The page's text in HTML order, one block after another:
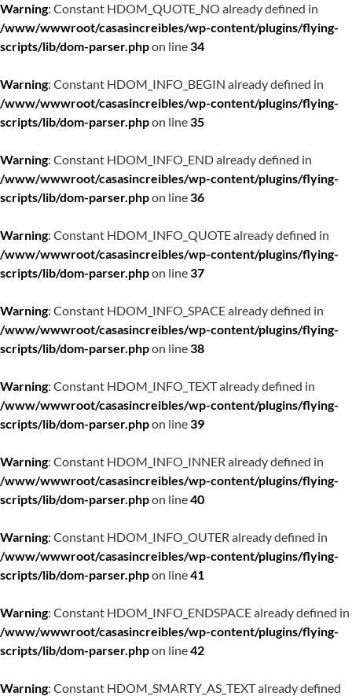
Warning: Constant HDOM_QUOTE_NO already defined in
/www/wwwroot/casasincreibles/wp-content/plugins/flying-
scripts/lib/dom-parser.phpon line34
Warning: Constant HDOM_INFO_BEGIN already defined in
/www/wwwroot/casasincreibles/wp-content/plugins/flying-
scripts/lib/dom-parser.phpon line35
Warning: Constant HDOM_INFO_END already defined in
/www/wwwroot/casasincreibles/wp-content/plugins/flying-
scripts/lib/dom-parser.phpon line36
Warning: Constant HDOM_INFO_QUOTE already defined in
/www/wwwroot/casasincreibles/wp-content/plugins/flying-
scripts/lib/dom-parser.phpon line37
Warning: Constant HDOM_INFO_SPACE already defined in
/www/wwwroot/casasincreibles/wp-content/plugins/flying-
scripts/lib/dom-parser.phpon line38
Warning: Constant HDOM_INFO_TEXT already defined in
/www/wwwroot/casasincreibles/wp-content/plugins/flying-
scripts/lib/dom-parser.phpon line39
Warning: Constant HDOM_INFO_INNER already defined in
/www/wwwroot/casasincreibles/wp-content/plugins/flying-
scripts/lib/dom-parser.phpon line40
Warning: Constant HDOM_INFO_OUTER already defined in
/www/wwwroot/casasincreibles/wp-content/plugins/flying-
scripts/lib/dom-parser.phpon line41
Warning: Constant HDOM_INFO_ENDSPACE already defined in
/www/wwwroot/casasincreibles/wp-content/plugins/flying-
scripts/lib/dom-parser.phpon line42
Warning: Constant HDOM_SMARTY_AS_TEXT already defined